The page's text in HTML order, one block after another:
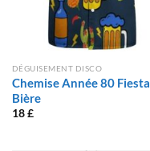
DÉGUISEMENT DISCO
Chemise Année 80 Fiesta
Bière
18£